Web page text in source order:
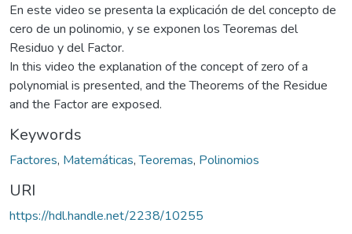
En este video se presenta la explicación de del concepto de
cero de un polinomio, y se exponen los Teoremas del
Residuo y del Factor.
In this video the explanation of the concept of zero of a
polynomial is presented, and the Theorems of the Residue
and the Factor are exposed.
Keywords
Factores, Matemáticas,Teoremas, Polinomios
URI
https://hdl.handle.net/2238/10255